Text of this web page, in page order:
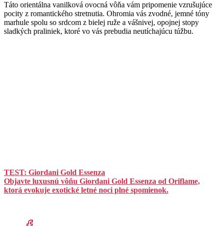
Táto orientálna vanilková ovocná vôňa vám pripomenie vzrušujúce
pocity z romantického stretnutia. Ohromia vás zvodné, jemné tóny
marhule spolu so srdcom z bielej ruže a vášnivej, opojnej stopy
sladkých praliniek, ktoré vo vás prebudia neutíchajúcu túžbu.
TEST: Giordani Gold Essenza
Objavte luxusnú vôňu Giordani Gold Essenza od Oriflame,
ktorá evokuje exotické letné noci plné spomienok.